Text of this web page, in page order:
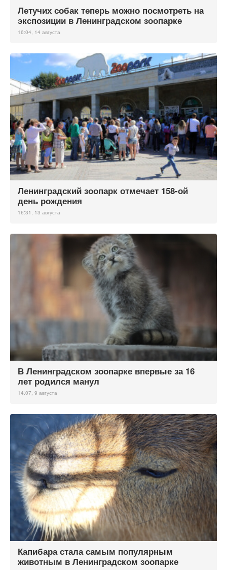
Летучих собак теперь можно посмотреть на
экспозиции в Ленинградском зоопарке
16:04, 14 августа
Ленинградский зоопарк отмечает 158-ой
день рождения
16:31, 13 августа
В Ленинградском зоопарке впервые за 16
лет родился манул
14:07, 9 августа
Капибара стала самым популярным
животным в Ленинградском зоопарке